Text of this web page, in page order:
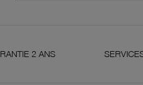
2 ANS SERVICES